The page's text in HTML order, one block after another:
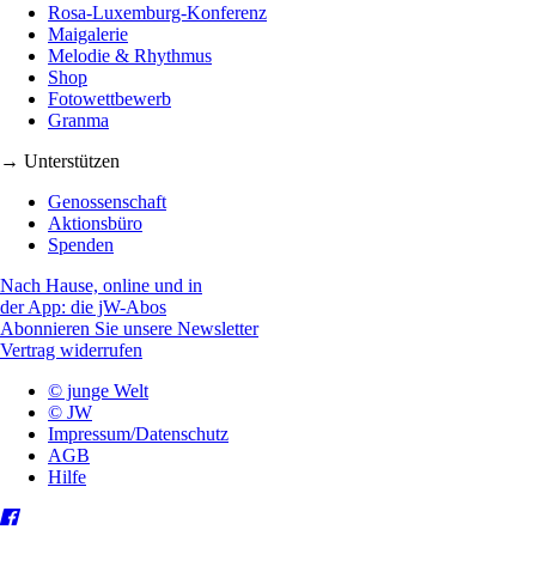
Rosa-Luxemburg-Konferenz
Maigalerie
Melodie & Rhythmus
Shop
Fotowettbewerb
Granma
→ Unterstützen
Genossenschaft
Aktionsbüro
Spenden
Nach Hause, online und in
der App: die jW-Abos
Abonnieren Sie unsere Newsletter
Vertrag widerrufen
© junge Welt
© JW
Impressum/Datenschutz
AGB
Hilfe